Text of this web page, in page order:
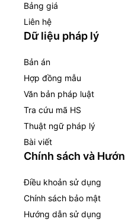
Bảng giá
Liên hệ
Dữ liệu pháp lý
Bản án
Hợp đồng mẫu
Văn bản pháp luật
Tra cứu mã HS
Thuật ngữ pháp lý
Bài viết
Chính sách và
Điều khoản sử dụng
Chính sách bảo mật
Hướng dẫn sử dụng